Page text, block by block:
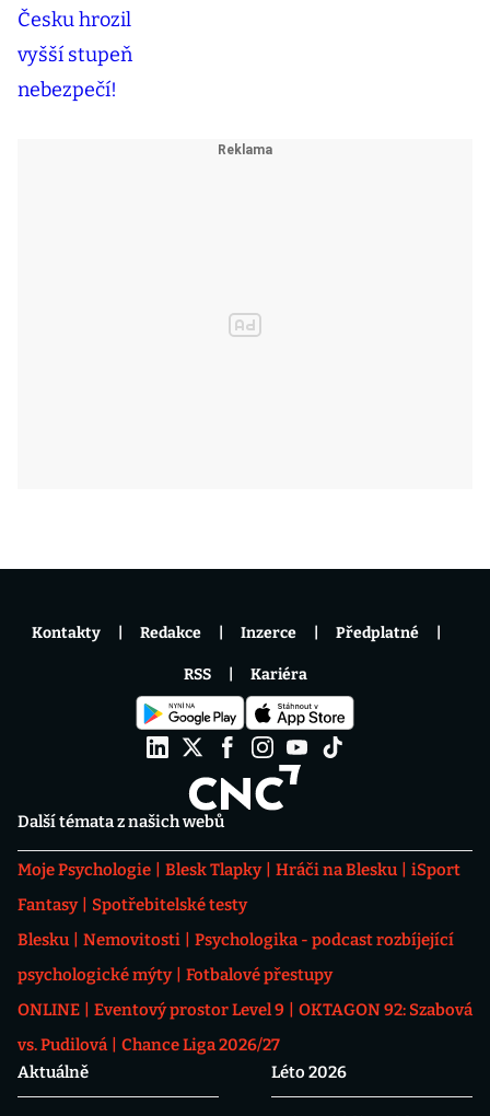
Další témata z našich webů
Moje Psychologie Blesk Tlapky Hráči na Blesku
iSport
Fantasy
Spotřebitelské testy
Blesku
Nemovitosti
Psychologika - podcast rozbíjející
psychologické mýty
Fotbalové přestupy
ONLINE
Eventový prostor Level 9
OKTAGON 92: Szabová
vs. Pudilová
Chance Liga 2026/27
Aktuálně
Léto 2026
Kontakty Redakce Inzerce Předplatné
RSS Kariéra